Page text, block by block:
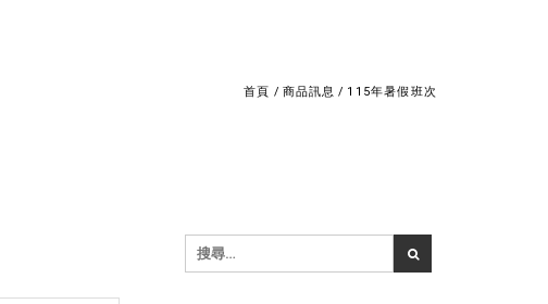
首頁 / 商品訊息 / 115年暑假班次